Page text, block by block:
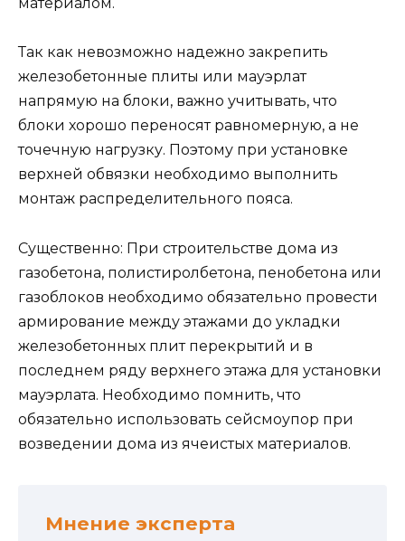
Так как невозможно надежно закрепить
железобетонные плиты или мауэрлат
напрямую на блоки, важно учитывать, что
блоки хорошо переносят равномерную, а не
точечную нагрузку. Поэтому при установке
верхней обвязки необходимо выполнить
монтаж распределительного пояса.
Существенно: При строительстве дома из
газобетона, полистиролбетона, пенобетона или
газоблоков необходимо обязательно провести
армирование между этажами до укладки
железобетонных плит перекрытий и в
последнем ряду верхнего этажа для установки
мауэрлата. Необходимо помнить, что
обязательно использовать сейсмоупор при
возведении дома из ячеистых материалов.
Мнение эксперта